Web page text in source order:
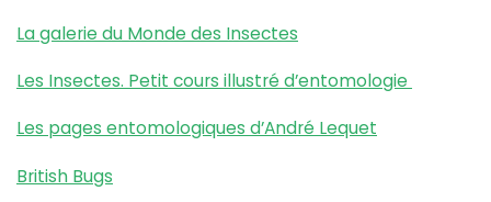
La galerie du Monde des Insectes
Les Insectes. Petit cours illustré d’entomologie
Les pages entomologiques d’André Lequet
British Bugs